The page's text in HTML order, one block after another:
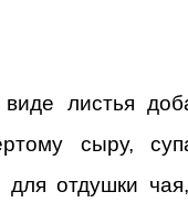
листья
сыру,
отдушки